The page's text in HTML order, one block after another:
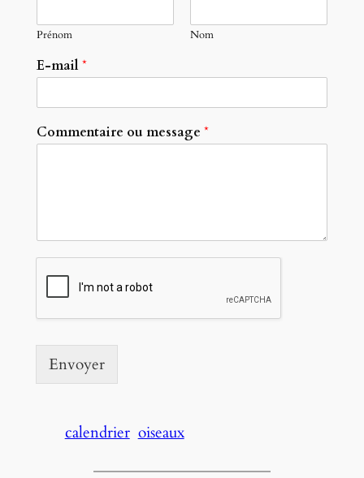
Prénom Nom
E-mail *
Commentaire ou message *
Envoyer
calendrier oiseaux